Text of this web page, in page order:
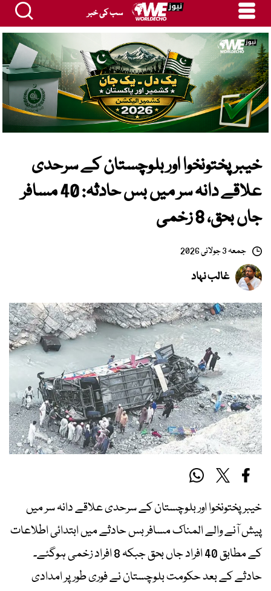
سب کی خبر
خیبرپختونخوا اور بلوچستان کے سرحدی
علاقے دانہ سر میں بس حادثہ: 40 مسافر
جاں بحق، 8 زخمی
جمعہ 3 جولائی 2026
غالب نہاد
خیبرپختونخوا اور بلوچستان کے سرحدی علاقے دانہ سر میں
پیش آنے والے المناک مسافر بس حادثے میں ابتدائی اطلاعات
کے مطابق 40 افراد جاں بحق جبکہ 8 افراد زخمی ہوگئے۔
حادثے کے بعد حکومت بلوچستان نے فوری طور پر امدادی